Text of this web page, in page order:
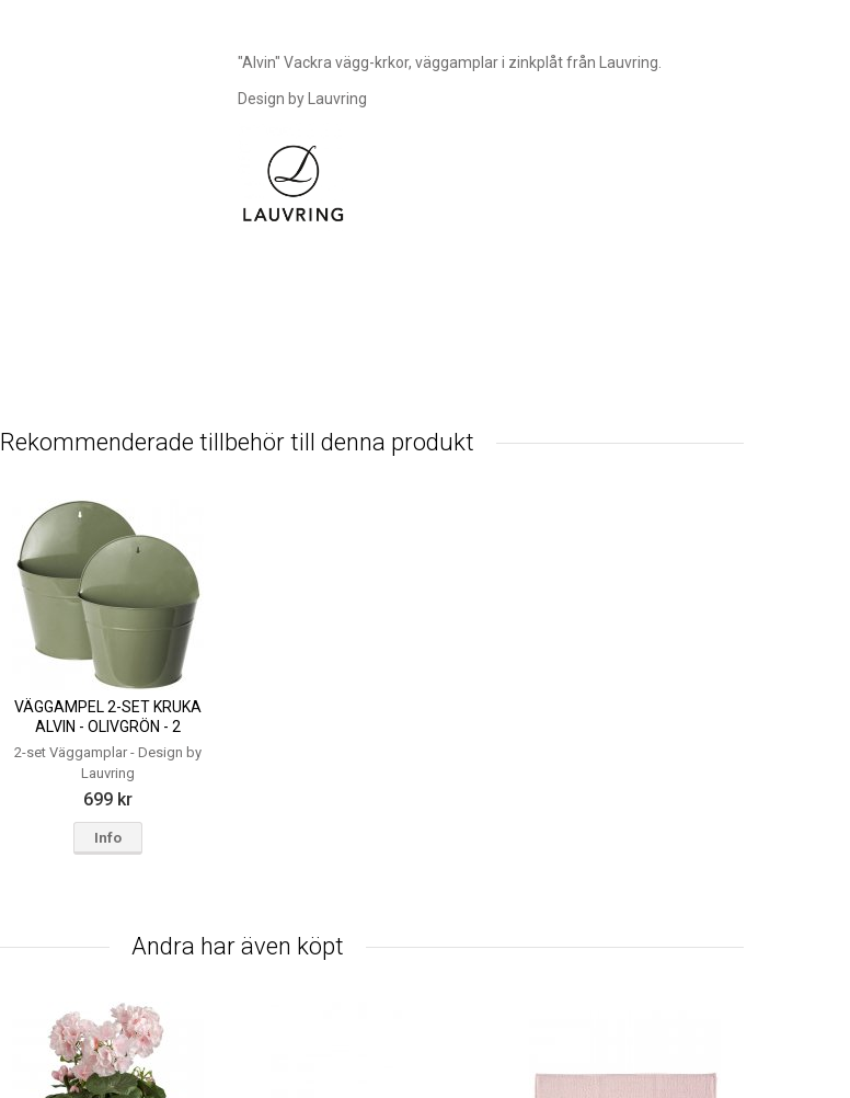
"Alvin" Vackra vägg-krkor, väggamplar i zinkplåt från Lauvring.
Design by Lauvring
Rekommenderade tillbehör till denna produkt
VÄGGAMPEL 2-SET KRUKA
ALVIN - OLIVGRÖN - 2
STORLEKAR
2-set Väggamplar - Design by
Lauvring
699 kr
Info
Andra har även köpt